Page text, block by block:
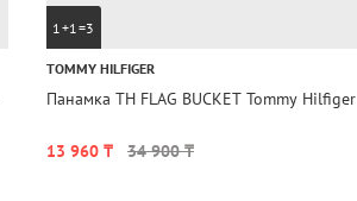
1+1=3
TOMMY HILFIGER
Панамка TH FLAG BUCKET Tommy Hilfiger
13 960 ₸ 34 900 ₸